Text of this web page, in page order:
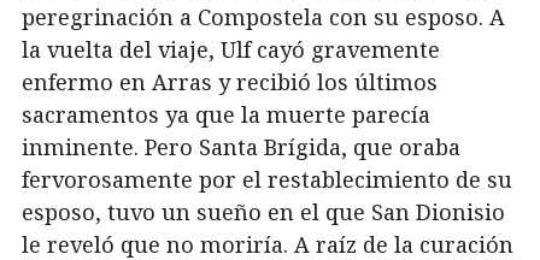
peregrinación a Compostela con su esposo. A
la vuelta del viaje, Ulf cayó gravemente
enfermo en Arras y recibió los últimos
sacramentos ya que la muerte parecía
inminente. Pero Santa Brígida, que oraba
fervorosamente por el restablecimiento de su
esposo, tuvo un sueño en el que San Dionisio
le reveló que no moriría. A raíz de la curación